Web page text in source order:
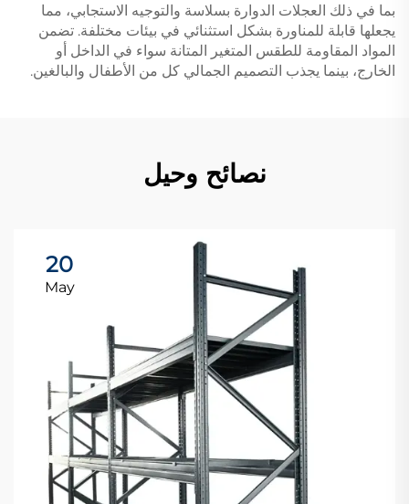
بما في ذلك العجلات الدوارة بسلاسة والتوجيه الاستجابي، مما
يجعلها قابلة للمناورة بشكل استثنائي في بيئات مختلفة. تضمن
المواد المقاومة للطقس المتغير المتانة سواء في الداخل أو
الخارج، بينما يجذب التصميم الجمالي كل من الأطفال والبالغين.
نصائح وحيل
20
May